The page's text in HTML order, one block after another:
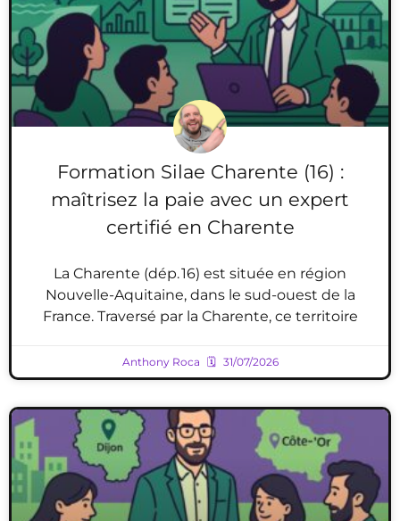
Formation Silae Charente (16) :
maîtrisez la paie avec un expert
certifié en Charente
La Charente (dép. 16) est située en région
Nouvelle-Aquitaine, dans le sud-ouest de la
France. Traversé par la Charente, ce territoire
Anthony Roca 31/07/2026